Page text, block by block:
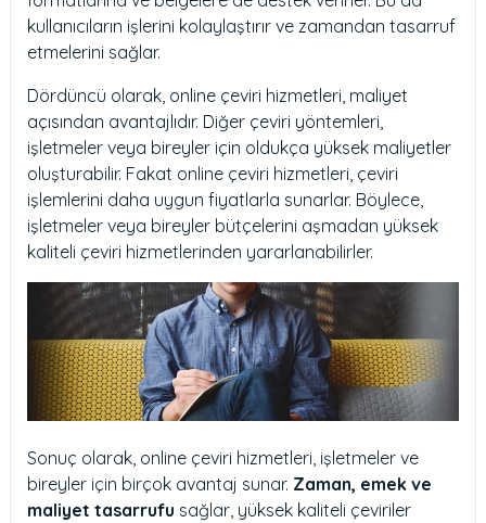
kullanıcıların işlerini kolaylaştırır ve zamandan tasarruf
etmelerini sağlar.
Dördüncü olarak, online çeviri hizmetleri, maliyet
açısından avantajlıdır. Diğer çeviri yöntemleri,
işletmeler veya bireyler için oldukça yüksek maliyetler
oluşturabilir. Fakat online çeviri hizmetleri, çeviri
işlemlerini daha uygun fiyatlarla sunarlar. Böylece,
işletmeler veya bireyler bütçelerini aşmadan yüksek
kaliteli çeviri hizmetlerinden yararlanabilirler.
Sonuç olarak, online çeviri hizmetleri, işletmeler ve
bireyler için birçok avantaj sunar. Zaman, emek ve
maliyet tasarrufu sağlar, yüksek kaliteli çeviriler